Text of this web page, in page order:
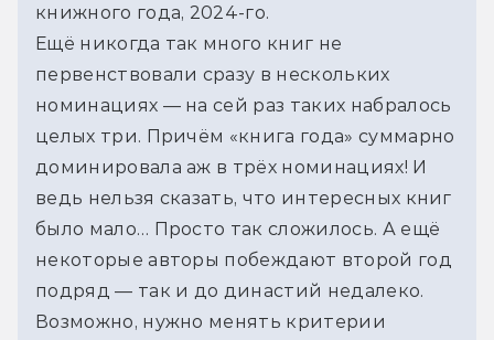
книжного года, 2024-го.
Ещё никогда так много книг не
первенствовали сразу в нескольких
номинациях — на сей раз таких набралось
целых три. Причём «книга года» суммарно
доминировала аж в трёх номинациях! И
ведь нельзя сказать, что интересных книг
было мало… Просто так сложилось. А ещё
некоторые авторы побеждают второй год
подряд — так и до династий недалеко.
Возможно, нужно менять критерии